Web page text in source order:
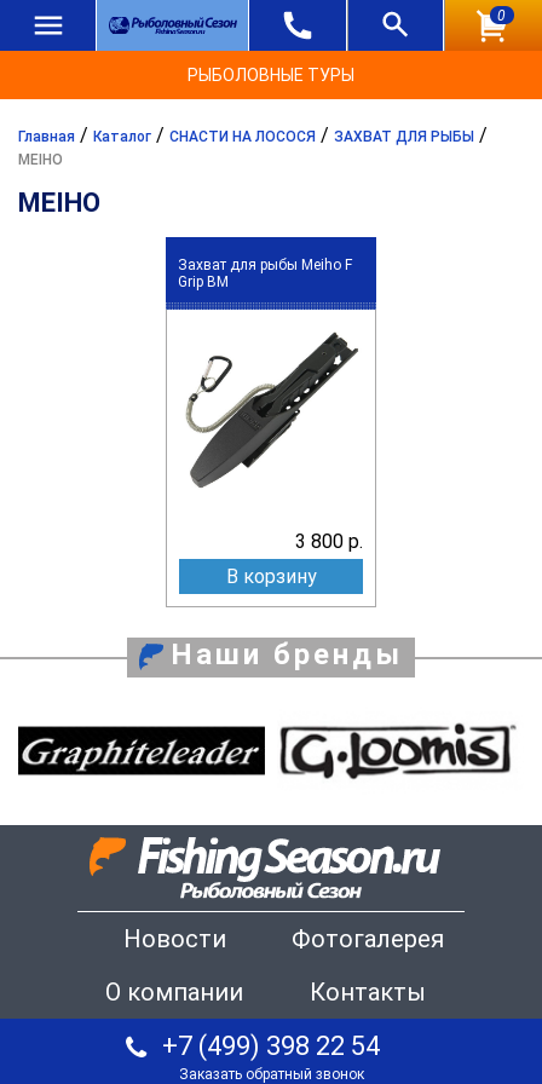
0
РЫБОЛОВНЫЕ ТУРЫ
Главная / Каталог / СНАСТИ НА ЛОСОСЯ / ЗАХВАТ ДЛЯ РЫБЫ /
MEIHO
MEIHO
Захват для рыбы Meiho F
Grip BM
3 800 р.
В корзину
Наши бренды
Новости
Фотогалерея
О компании
Контакты
+7 (499) 398 22 54
Заказать обратный звонок